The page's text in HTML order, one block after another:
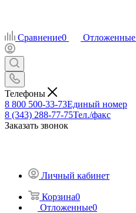
Сравнение0 Отложенные
Телефоны
8 800 500-33-73Единый номер
8 (343) 288-77-75Тел./факс
Заказать звонок
Личный кабинет
Корзина0
Отложенные0